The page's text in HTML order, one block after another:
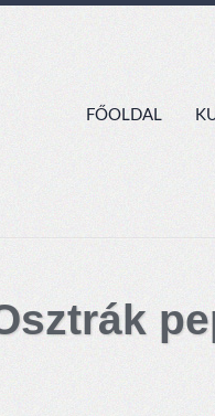
FŐOLDAL